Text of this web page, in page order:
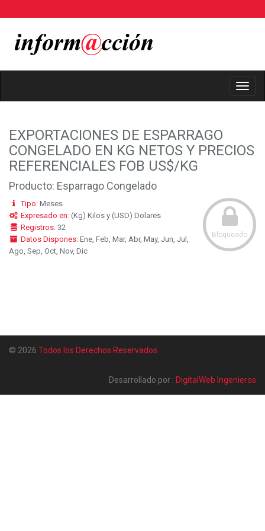
EXPORTACIONES DE ESPARRAGO
CONGELADO EN KG NETOS Y PRECIOS
REFERENCIALES FOB US$/KG
Producto: Esparrago Congelado
Bloqueado
Tipo:Meses
Expresado en:(Kg) Kilos y (USD) Dolares
Registros:32
Datos Dispones:Ene, Feb, Mar, Abr, May, Jun, Jul,
Ago, Sep, Oct, Nov, Dic
© 2026 Todos los Derechos Reservados
Desarrollado por : DigitalWeb Ingenieros